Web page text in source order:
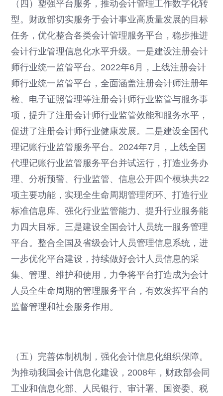
（四）塑强平台服务，推动会计管理工作数字化转
型。财政部切实服务于会计事业高质量发展的目标
任务，优化整合各类会计管理服务平台，稳步推进
会计行业管理信息化水平升级。一是建设注册会计
师行业统一监管平台。2022年6月，上线注册会计
师行业统一监管平台，全面涵盖注册会计师注册年
检、电子证照管理等注册会计师行业监管与服务事
项，提升了注册会计师行业监管效能和服务水平，
促进了注册会计师行业健康发展。二是建设全国代
理记账行业监管服务平台。2024年7月，上线全国
代理记账行业监管服务平台并试运行，打造业务办
理、分析预警、行业监管、信息公开四个模块共22
项主要功能，实现全生命周期管理闭环、打造行业
标准信息库、强化行业监管能力、提升行业服务能
力四大目标。三是建设全国会计人员统一服务管理
平台。整合全国及省级会计人员管理信息系统，进
一步优化平台建设，持续做好会计人员信息的采
集、管理、维护和使用，力争将平台打造成为会计
人员全生命周期的管理服务平台，有效发挥平台的
监督管理和社会服务作用。
（五）完善体制机制，强化会计信息化组织保障。
为推动我国会计信息化建设，2008年，财政部会同
工业和信息化部、人民银行、审计署、国资委、税